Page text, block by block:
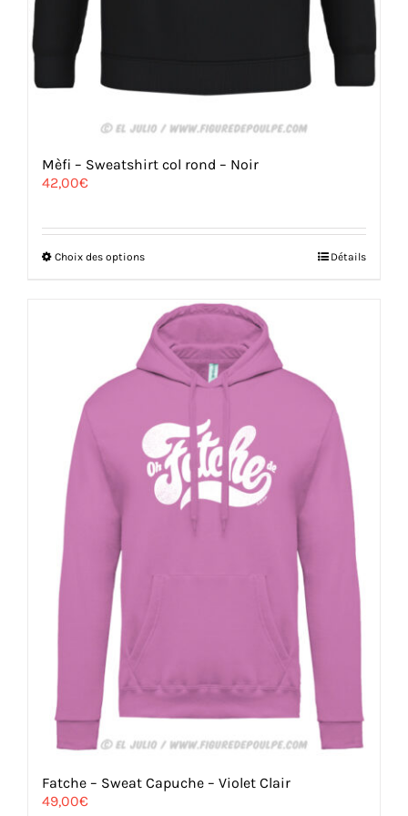
Mèfi – Sweatshirt col rond – Noir
42,00€
Choix des optionsCe
plusieurs
variations.
Les
options
peuvent
sur
page
du
produit
Détails
Fatche – Sweat Capuche – Violet Clair
49,00€